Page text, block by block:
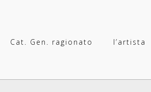
Cat. Gen. ragionato l’artista